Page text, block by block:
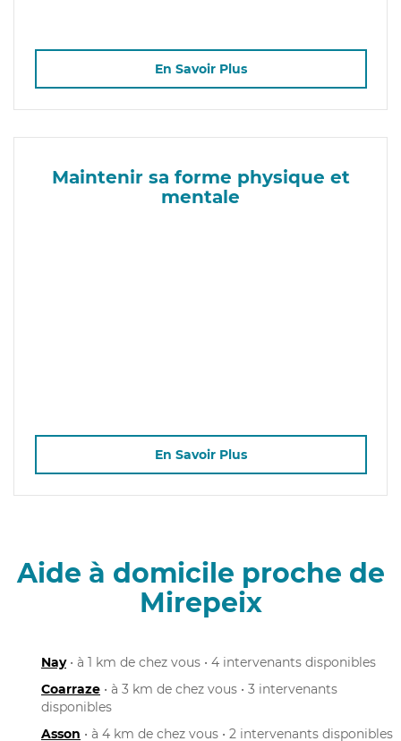
En Savoir Plus
Maintenir sa forme physique et
mentale
En Savoir Plus
Aide à domicile proche de
Mirepeix
Nay• à 1 km de chez vous • 4 intervenants disponibles
Coarraze • à 3 km de chez vous • 3 intervenants
disponibles
Asson • à 4 km de chez vous • 2 intervenants disponibles